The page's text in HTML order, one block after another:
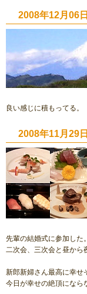
2008年12月06
良い感じに積もってる。
2008年11月29
先輩の結婚式に参加した。
二次会、三次会と昼か
新郎新婦さん最高に幸せ
今日が幸せの絶頂になら